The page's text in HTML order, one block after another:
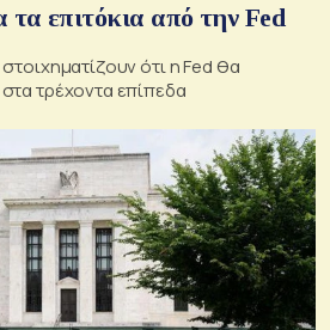
επιτόκια από την Fed
ότι η Fed θα
στα τρέχοντα επίπεδα